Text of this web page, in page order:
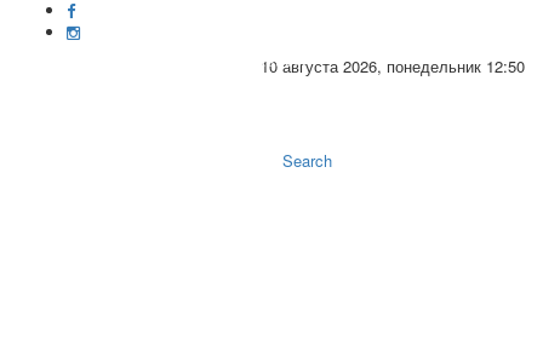
10 августа 2026, понедельник 12:50
Search